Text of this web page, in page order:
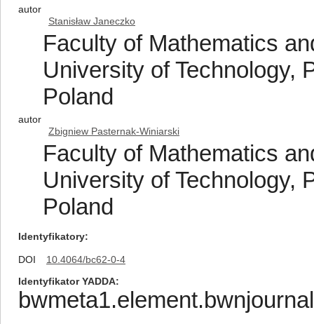
autor
Stanisław Janeczko
Faculty of Mathematics
University of Technology,
Poland
autor
Zbigniew Pasternak-Winiarski
Faculty of Mathematics
University of Technology,
Poland
Identyfikatory
DOI
10.4064/bc62-0-4
Identyfikator YADDA